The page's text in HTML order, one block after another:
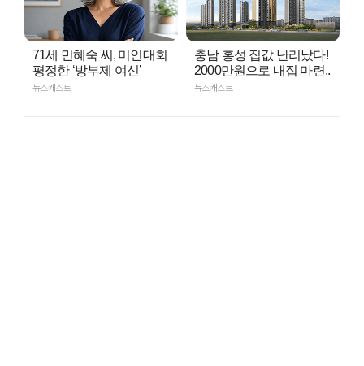
71세 민혜숙 씨, 미인대회
평정한 ‘방부제 여신’
뉴스캐스트
충남 홍성 집값 난리났다!
2000만원으로 내집 마련..
뉴스캐스트